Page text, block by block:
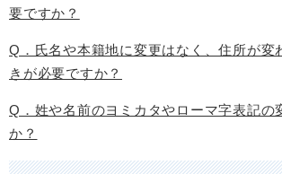
要ですか？
Q．氏名や本籍地に変更はなく、住所が変
きが必要ですか？
Q．姓や名前のヨミカタやローマ字表記の
か？